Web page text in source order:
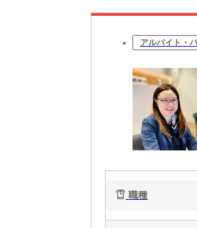
アルバイト・
職種